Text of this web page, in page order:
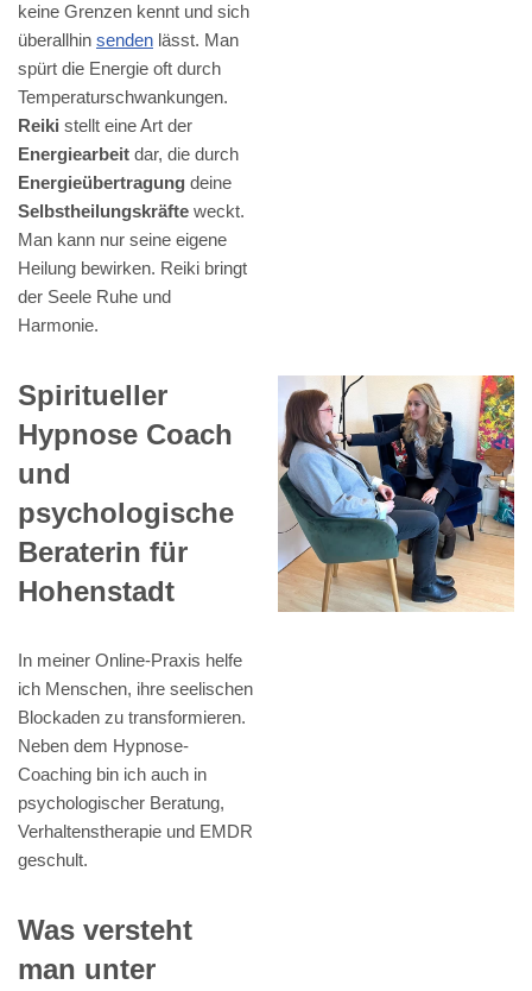
keine Grenzen kennt und sich
überallhin senden lässt. Man
spürt die Energie oft durch
Temperaturschwankungen.
Reiki stellt eine Art der
Energiearbeit dar, die durch
Energieübertragung deine
Selbstheilungskräfte weckt.
Man kann nur seine eigene
Heilung bewirken. Reiki bringt
der Seele Ruhe und
Harmonie.
Spiritueller
Hypnose Coach
und
psychologische
Beraterin für
Hohenstadt
In meiner Online-Praxis helfe
ich Menschen, ihre seelischen
Blockaden zu transformieren.
Neben dem Hypnose-
Coaching bin ich auch in
psychologischer Beratung,
Verhaltenstherapie und EMDR
geschult.
Was versteht
man unter